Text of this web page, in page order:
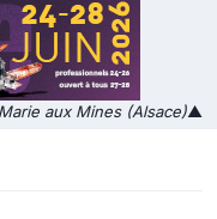
aux Mines (Alsace)▲